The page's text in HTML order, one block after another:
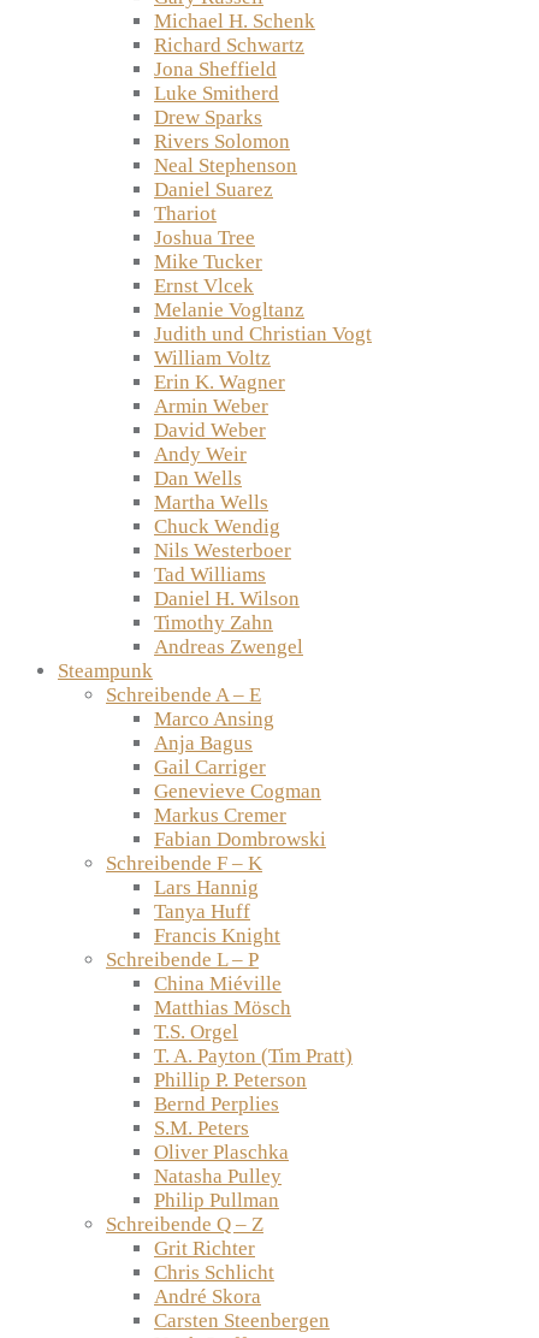
Michael H. Schenk
Richard Schwartz
Jona Sheffield
Luke Smitherd
Drew Sparks
Rivers Solomon
Neal Stephenson
Daniel Suarez
Thariot
Joshua Tree
Mike Tucker
Ernst Vlcek
Melanie Vogltanz
Judith und Christian Vogt
William Voltz
Erin K. Wagner
Armin Weber
David Weber
Andy Weir
Dan Wells
Martha Wells
Chuck Wendig
Nils Westerboer
Tad Williams
Daniel H. Wilson
Timothy Zahn
Andreas Zwengel
Steampunk
Schreibende A – E
Marco Ansing
Anja Bagus
Gail Carriger
Genevieve Cogman
Markus Cremer
Fabian Dombrowski
Schreibende F – K
Lars Hannig
Tanya Huff
Francis Knight
Schreibende L – P
China Miéville
Matthias Mösch
T.S. Orgel
T. A. Payton (Tim Pratt)
Phillip P. Peterson
Bernd Perplies
S.M. Peters
Oliver Plaschka
Natasha Pulley
Philip Pullman
Schreibende Q – Z
Grit Richter
Chris Schlicht
André Skora
Carsten Steenbergen